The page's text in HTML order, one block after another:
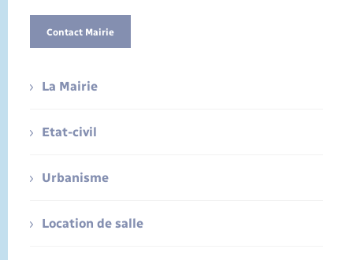
Contact Mairie
La Mairie
Etat-civil
Urbanisme
Location de salle